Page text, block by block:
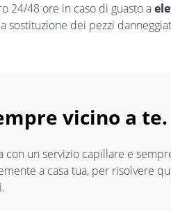
24/48 ore in caso di guasto a
dei pezzi
vicino a te.
un servizio capillare e
a casa tua, per risolvere